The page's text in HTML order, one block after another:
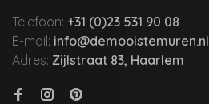
Telefoon: +31 (0)23 531 90 08
E-mail: info@demooistemuren.nl
Adres: Zijlstraat 83, Haarlem